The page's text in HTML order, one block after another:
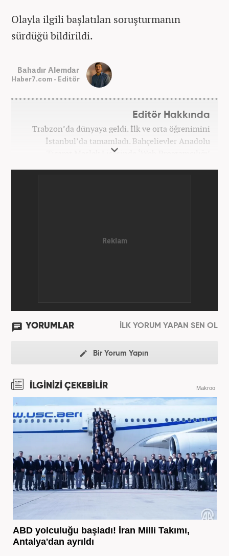
Olayla ilgili başlatılan soruşturmanın
sürdüğü bildirildi.
Bahadır Alemdar
Haber7.com - Editör
Editör Hakkında
Trabzon’da dünyaya geldi. İlk ve orta öğrenimini
İstanbul’da tamamladı. Bahçelievler Anadolu
Ticaret Meslek Lisesinde ‘Web Programcılığı’
ve teknoloji kategorilerinde birçok haber ve
YORUMLAR İLK YORUM YAPAN SEN OL
Bir Yorum Yapın
İLGİNİZİ ÇEKEBİLİR Makroo
ABD yolculuğu başladı! İran Milli Takımı,
Antalya'dan ayrıldı